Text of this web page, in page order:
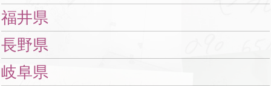
福井県
長野県
岐阜県